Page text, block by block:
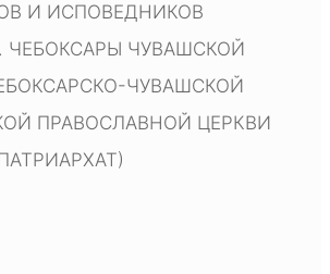
И ИСПОВЕДНИКОВ
ЧЕБОКСАРЫ ЧУВАШСКОЙ
ЧУВАШСКОЙ
ПРАВОСЛАВНОЙ ЦЕРКВИ